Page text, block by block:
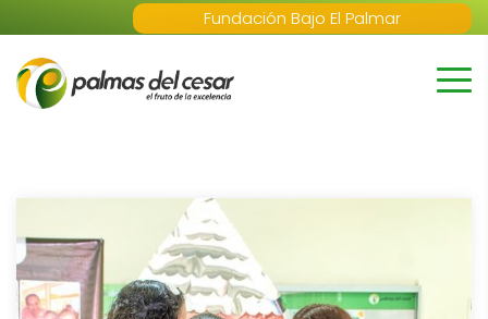
Fundación Bajo El Palmar